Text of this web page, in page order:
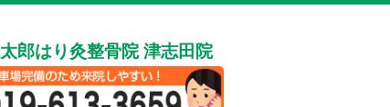
郎はり灸整骨院 津志田院